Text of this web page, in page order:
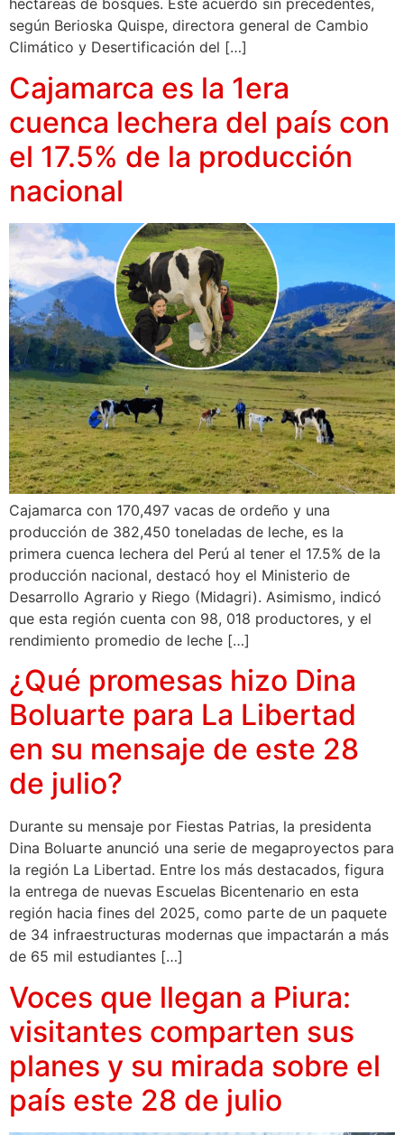
hectáreas de bosques. Este acuerdo sin precedentes,
según Berioska Quispe, directora general de Cambio
Climático y Desertificación del […]
Cajamarca es la 1era
cuenca lechera del país con
el 17.5% de la producción
nacional
Cajamarca con 170,497 vacas de ordeño y una
producción de 382,450 toneladas de leche, es la
primera cuenca lechera del Perú al tener el 17.5% de la
producción nacional, destacó hoy el Ministerio de
Desarrollo Agrario y Riego (Midagri). Asimismo, indicó
que esta región cuenta con 98, 018 productores, y el
rendimiento promedio de leche […]
¿Qué promesas hizo Dina
Boluarte para La Libertad
en su mensaje de este 28
de julio?
Durante su mensaje por Fiestas Patrias, la presidenta
Dina Boluarte anunció una serie de megaproyectos para
la región La Libertad. Entre los más destacados, figura
la entrega de nuevas Escuelas Bicentenario en esta
región hacia fines del 2025, como parte de un paquete
de 34 infraestructuras modernas que impactarán a más
de 65 mil estudiantes […]
Voces que llegan a Piura:
visitantes comparten sus
planes y su mirada sobre el
país este 28 de julio